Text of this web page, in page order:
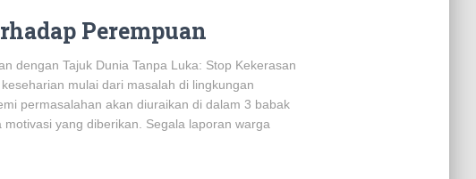
Perempuan
dengan Tajuk Dunia Tanpa Luka: Stop Kekerasan
mulai dari masalah di lingkungan
permasalahan akan diuraikan di dalam 3 babak
yang diberikan. Segala laporan warga